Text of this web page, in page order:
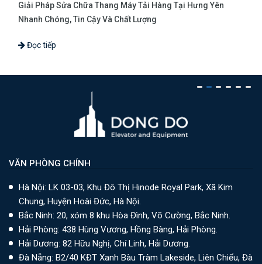
Sửa chữa thang máy tải hàng ở Hải Phòng - Chất Lượng tốt,
Uy Tín, Nhanh Chóng
Đọc tiếp
VĂN PHÒNG CHÍNH
Hà Nội: LK 03-03, Khu Đô Thị Hinode Royal Park, Xã Kim
Chung, Huyện Hoài Đức, Hà Nội.
Bắc Ninh: 20, xóm 8 khu Hòa Đình, Võ Cường, Bắc Ninh.
Hải Phòng: 438 Hùng Vương, Hồng Bàng, Hải Phòng.
Hải Dương: 82 Hữu Nghị, Chí Linh, Hải Dương.
Đà Nẵng: B2/40 KĐT Xanh Bàu Tràm Lakeside, Liên Chiểu, Đà